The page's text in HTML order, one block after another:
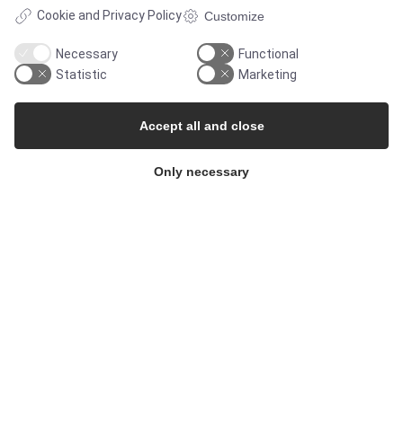
Newsletters
Whisteblower Portal
Cookie and Privacy Policy Customize
Necessary
Functional
Statistic
Marketing
Only necessary
Accept all and close